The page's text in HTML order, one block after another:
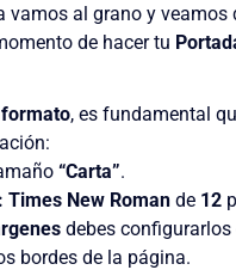
vamos al grano y veamos
de hacer tu
formato, es fundamental
“Carta”.
Times New Roman de 12
debes configurarlos
bordes de la página.